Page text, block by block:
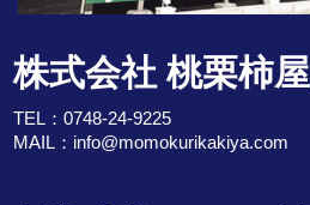
株式会社 桃栗柿屋
TEL：0748-24-9225
MAIL： info@momokurikakiya.com